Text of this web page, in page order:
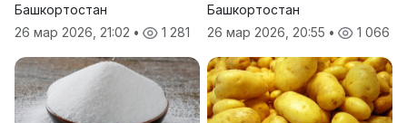
Башкортостан
26 мар 2026, 21:02 • 1 281
Башкортостан
26 мар 2026, 20:55 • 1 066